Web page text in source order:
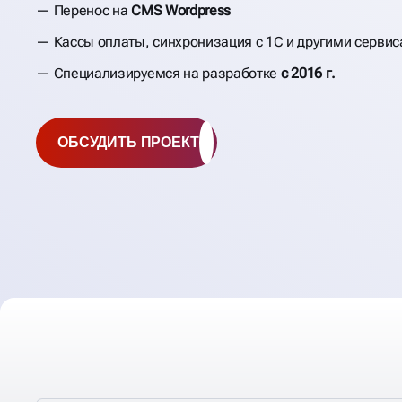
Перенос наCMS Wordpress
Кассы оплаты, синхронизация с 1С и другими
Специализируемся на разработке с 2016 г.
ОБСУДИТЬ ПРОЕКТ